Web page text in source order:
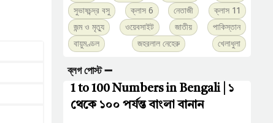
সুভাষচন্দ্র বসু
ক্লাস 6 নেতাজী
ক্লাস 11
জন্ম ও মৃত্যু
ওয়েবসাইট জাতীয়
পাকিস্তান
বায়ুমণ্ডল
জহরলাল নেহেরু খেলাধুলা
ব্লগ পোস্ট ➖
1 to 100 Numbers in Bengali | ১
থেকে ১০০ পর্যন্ত বাংলা বানান